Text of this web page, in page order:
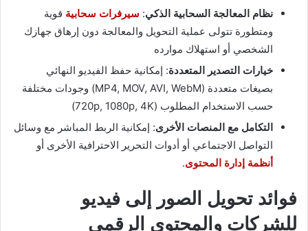
نظام المعالجة السحابية الذكي: سيرفرات سحابية قوية
ومتطورة تتولى عملية التحويل والمعالجة دون إرهاق جهازك
الشخصي أو استهلاك موارده
خيارات التصدير المتعددة: إمكانية حفظ الفيديو النهائي
بصيغات متعددة (MP4, MOV, AVI, WebM) وجودات مختلفة
حسب الاستخدام المطلوب (720p, 1080p, 4K)
التكامل مع المنصات الأخرى: إمكانية الربط المباشر مع وسائل
التواصل الاجتماعي أو أدوات التحرير الاحترافية الأخرى أو
أنظمة إدارة المحتوى.
فوائد تحويل الصور إلى فيديو
للشركات والمحتوى الرقمي